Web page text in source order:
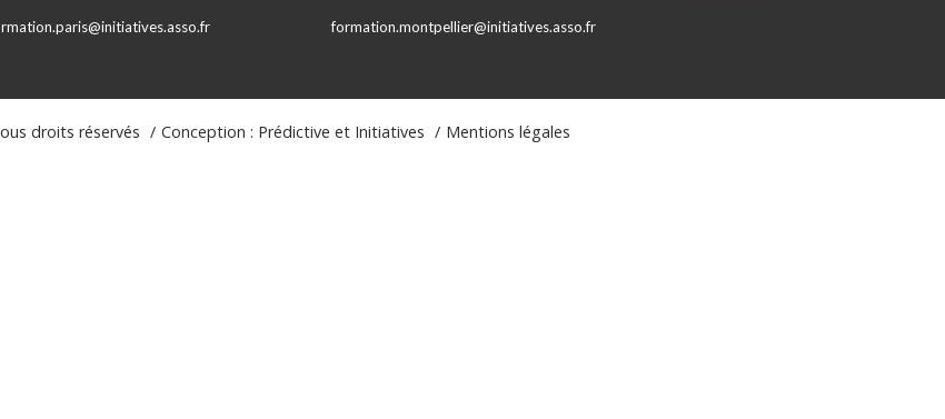
formation.montpellier@initiatives.asso.fr
droits réservés Conception : Prédictive et Initiatives Mentions légales